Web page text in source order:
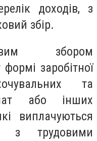
доходів, з
збір.
збором
заробітної
та
або інших
виплачуються
з трудовими